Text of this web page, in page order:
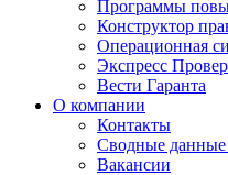
Программы
Конструктор
Операционная
Экспресс
Вести Гаранта
О компании
Контакты
Сводные данные
Вакансии